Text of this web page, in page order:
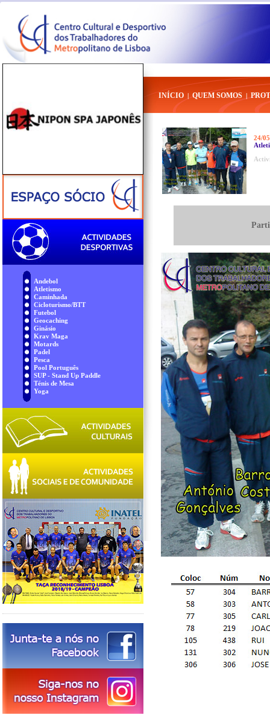
INÍCIO | QUEM SOMOS |
Andebol
Atletismo
Caminhada
Cicloturismo/BTT
Futebol
Geocaching
Ginásio
Krav Maga
Motards
Padel
Pesca
Pool Português
SUP - Stand Up Paddle
Ténis de Mesa
Yoga
24/